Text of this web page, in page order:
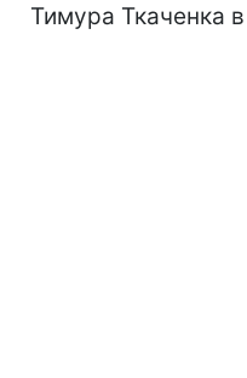
Тимура Ткаченка в